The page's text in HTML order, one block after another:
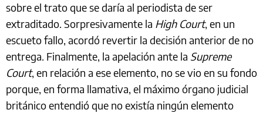
sobre el trato que se daría al periodista de ser
extraditado. Sorpresivamente la High Court, en un
escueto fallo, acordó revertir la decisión anterior de no
entrega. Finalmente, la apelación ante la Supreme
Court, en relación a ese elemento, no se vio en su fondo
porque, en forma llamativa, el máximo órgano judicial
británico entendió que no existía ningún elemento